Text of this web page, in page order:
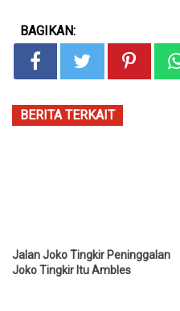
BAGIKAN:
BERITA TERKAIT
Jalan Joko Tingkir Peninggalan
Joko Tingkir Itu Ambles